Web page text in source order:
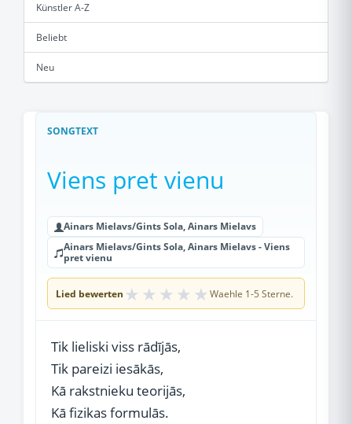
Künstler A-Z
Beliebt
Neu
SONGTEXT
Viens pret vienu
Ainars Mielavs/Gints Sola, Ainars Mielavs
Ainars Mielavs/Gints Sola, Ainars Mielavs - Viens
pret vienu
Lied bewerten ★ ★ ★ ★ ★ Waehle 1-5 Sterne.
Tik lieliski viss rādījās,
Tik pareizi iesākās,
Kā rakstnieku teorijās,
Kā fizikas formulās.